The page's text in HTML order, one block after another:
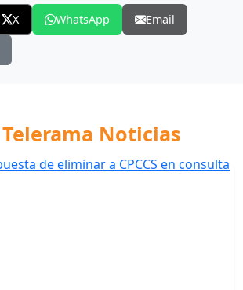
X WhatsApp Email
Noticias